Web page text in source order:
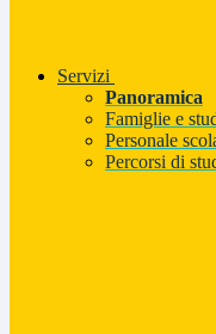
Servizi
Panoramica
Famiglie e
Personale
Percorsi di